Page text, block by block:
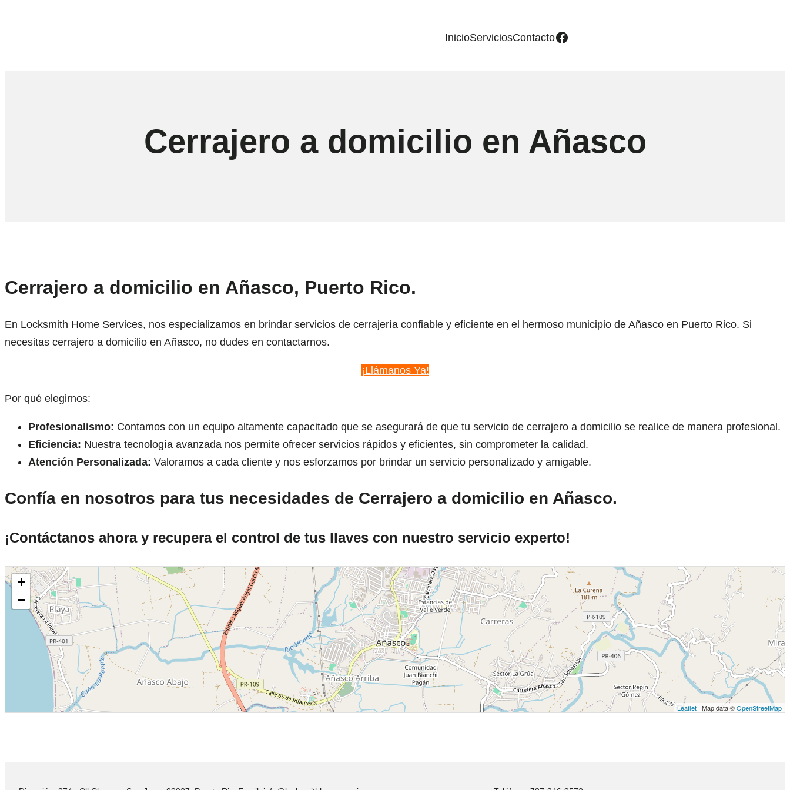
InicioServiciosContactoFacebook
Cerrajero a domicilio en Añasco
Cerrajero a domicilio en Añasco, Puerto Rico.
En Locksmith Home Services, nos especializamos en brindar servicios de cerrajería confiable y eficiente en el hermoso municipio de Añasco en Puerto Rico. Si
necesitas cerrajero a domicilio en Añasco, no dudes en contactarnos.
¡Llámanos Ya!
Por qué elegirnos:
Profesionalismo: Contamos con un equipo altamente capacitado que se asegurará de que tu servicio de cerrajero a domicilio se realice de manera profesional.
Eficiencia: Nuestra tecnología avanzada nos permite ofrecer servicios rápidos y eficientes, sin comprometer la calidad.
Atención Personalizada: Valoramos a cada cliente y nos esforzamos por brindar un servicio personalizado y amigable.
Confía en nosotros para tus necesidades de Cerrajero a domicilio en Añasco.
¡Contáctanos ahora y recupera el control de tus llaves con nuestro servicio experto!
+
−
Leaflet | Map data ©OpenStreetMap